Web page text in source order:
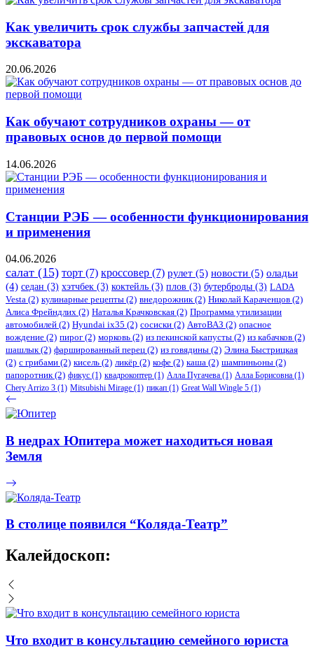
Как увеличить срок службы запчастей для
экскаватора
20.06.2026
Как обучают сотрудников охраны — от
правовых основ до первой помощи
14.06.2026
Станции РЭБ — особенности функционирования
и применения
04.06.2026
салат (15) торт (7) кроссовер (7) рулет (5) новости (5) оладьи
(4) седан (3) хэтчбек (3) коктейль (3) плов (3) бутерброды (3) LADA
Vesta (2) кулинарные рецепты (2) внедорожник(2) Николай Караченцов (2)
Алиса Фрейндлих (2) Наталья Крачковская (2) Программа утилизации
автомобилей (2) ​Hyundai ix35 (2) сосиски (2) АвтоВАЗ (2) опасное
вождение (2) пирог (2) морковь (2) из пекинской капусты (2) из кабачков (2)
шашлык(2) фаршированный перец (2) из говядины (2) Элина Быстрицкая
(2) с грибами (2) кисель (2) ликёр (2) кофе (2) каша (2) шампиньоны (2)
папоротник(2) фикус (1) квадрокоптер (1) Алла Пугачева (1) Алла Борисовна (1)
Chery Arrizo 3 (1) Mitsubishi Mirage (1) пикап (1) Great Wall Wingle 5 (1)
В недрах Юпитера может находиться новая
Земля
В столице появился “Коляда-Театр”
Калейдоскоп:
Что входит в консультацию семейного юриста